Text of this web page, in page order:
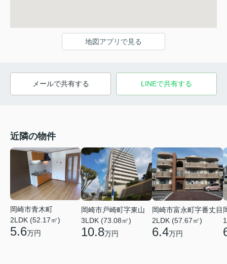
地図アプリで見る
メールで共有する LINEで共有する
近隣の物件
岡崎市青木町
2LDK (52.17㎡)
5.6万円
岡崎市戸崎町字東山
3LDK (73.08㎡)
10.8万円
岡崎市富永町字番丈目
2LDK (57.67㎡)
6.4万円